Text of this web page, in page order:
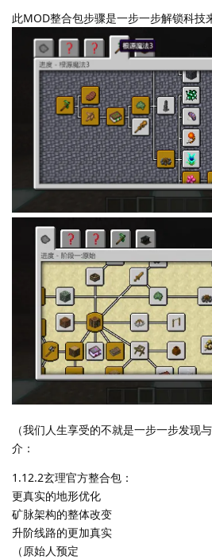
此MOD整合包步骤是一步一步解锁科技
（我们人生享受的不就是一步一步发现
介：
1.12.2玄理官方整合包：
更真实的地形优化
矿脉架构的整体改变
升阶线路的更加真实
（原始人预定